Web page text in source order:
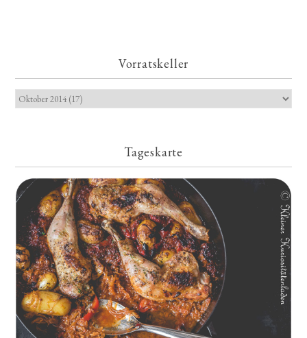
Vorratskeller
Tageskarte